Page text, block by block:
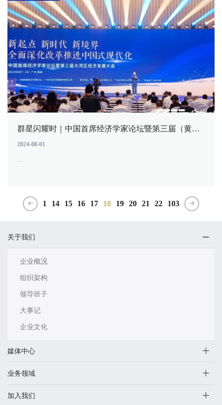
群星闪耀时｜中国首席经济学家论坛暨第三届（黄埔）大湾区经济发展大会盛大启幕！
2024-08-01
...
1 14 15 16 17 18 19 20 21 22 103
关于我们
企业概况
组织架构
领导班子
大事记
企业文化
媒体中心
业务领域
加入我们